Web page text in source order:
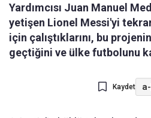
Yardımcısı Juan Manuel
yetişen Lionel Messi'yi
için çalıştıklarını, bu
geçtiğini ve ülke futbolunu
Kaydet a-